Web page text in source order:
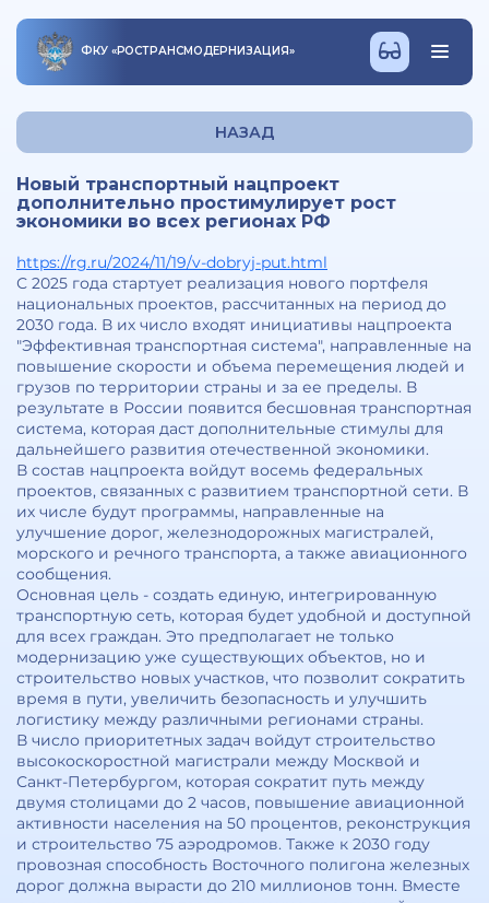
ФКУ «РОСТРАНСМОДЕРНИЗАЦИЯ»
НАЗАД
Новый транспортный нацпроект
дополнительно простимулирует рост
экономики во всех регионах РФ
https://rg.ru/2024/11/19/v-dobryj-put.html
С 2025 года стартует реализация нового портфеля
национальных проектов, рассчитанных на период до
2030 года. В их число входят инициативы нацпроекта
"Эффективная транспортная система", направленные на
повышение скорости и объема перемещения людей и
грузов по территории страны и за ее пределы. В
результате в России появится бесшовная транспортная
система, которая даст дополнительные стимулы для
дальнейшего развития отечественной экономики.
В состав нацпроекта войдут восемь федеральных
проектов, связанных с развитием транспортной сети. В
их числе будут программы, направленные на
улучшение дорог, железнодорожных магистралей,
морского и речного транспорта, а также авиационного
сообщения.
Основная цель - создать единую, интегрированную
транспортную сеть, которая будет удобной и доступной
для всех граждан. Это предполагает не только
модернизацию уже существующих объектов, но и
строительство новых участков, что позволит сократить
время в пути, увеличить безопасность и улучшить
логистику между различными регионами страны.
В число приоритетных задач войдут строительство
высокоскоростной магистрали между Москвой и
Санкт-Петербургом, которая сократит путь между
двумя столицами до 2 часов, повышение авиационной
активности населения на 50 процентов, реконструкция
и строительство 75 аэродромов. Также к 2030 году
провозная способность Восточного полигона железных
дорог должна вырасти до 210 миллионов тонн. Вместе